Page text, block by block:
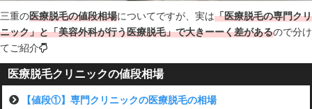
三重の医療脱毛の値段相場についてですが、実は「医療脱毛の専門クリ
ニック」と「美容外科が行う医療脱毛」で大きーーく差があるので分け
てご紹介
医療脱毛クリニックの値段相場
【値段①】専門クリニックの医療脱毛の相場